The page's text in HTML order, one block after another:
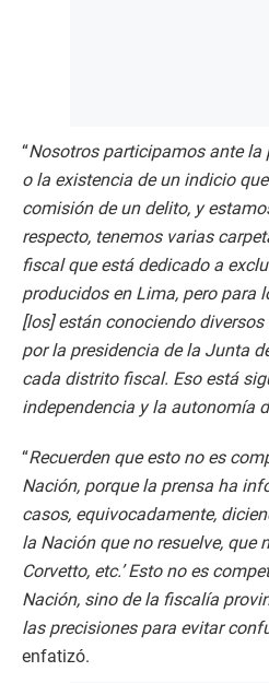
“Nosotros participamos ante
o la existencia de un indicio
comisión de un delito, y
respecto, tenemos varias
fiscal que está dedicado a
producidos en Lima, pero para
[los] están conociendo
por la presidencia de la Junta
cada distrito fiscal. Eso está
independencia y la autonomía
“Recuerden que esto no es
Nación, porque la prensa ha
casos, equivocadamente,
la Nación que no resuelve, que
Corvetto, etc.’ Esto no es
Nación, sino de la fiscalía
las precisiones para evitar
enfatizó.